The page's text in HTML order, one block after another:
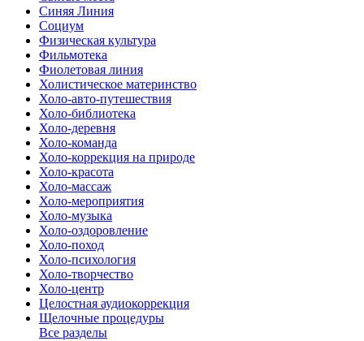
Синяя Линия
Социум
Физическая культура
Фильмотека
Фиолетовая линия
Холистическое материнство
Холо-авто-путешествия
Холо-библиотека
Холо-деревня
Холо-команда
Холо-коррекция на природе
Холо-красота
Холо-массаж
Холо-мероприятия
Холо-музыка
Холо-оздоровление
Холо-поход
Холо-психология
Холо-творчество
Холо-центр
Целостная аудиокоррекция
Щелочные процедуры
Все разделы